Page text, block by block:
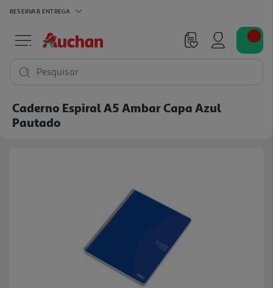
RESERVAR ENTREGA
Pesquisar
Caderno Espiral A5 Ambar Capa Azul
Pautado